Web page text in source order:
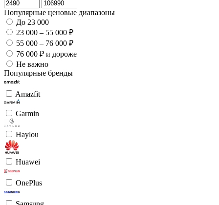
Популярные ценовые диапазоны
До 23 000
23 000 – 55 000 ₽
55 000 – 76 000 ₽
76 000 ₽ и дороже
Не важно
Популярные бренды
Amazfit
Garmin
Haylou
Huawei
OnePlus